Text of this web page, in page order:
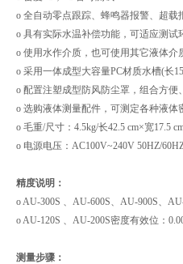
o 全自动零点跟踪、蜂鸣器报警、超载
o 具有实际水温补偿功能，可适应测试
o 使用水作介质，也可使用其它液体介
o 采用一体成型大容量PC材质水槽(长
o 配置注塑成型防风防尘罩，组合方便
o 选购液体测量配件，可测定各种液体
o 毛重/尺寸：4.5kg/长42.5 cm×宽17.5
o 电源电压：AC100V~240V 50HZ/
精度说明：
o AU-300S 、AU-600S、AU-900S、
o AU-120S 、AU-200S密度有效位：
测量步骤：